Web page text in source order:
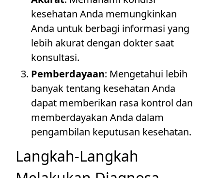
kesehatan Anda memungkinkan
Anda untuk berbagi informasi yang
lebih akurat dengan dokter saat
konsultasi.
Pemberdayaan: Mengetahui lebih
banyak tentang kesehatan Anda
dapat memberikan rasa kontrol dan
memberdayakan Anda dalam
pengambilan keputusan kesehatan.
Langkah-Langkah